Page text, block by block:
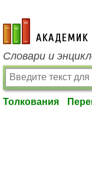
academic.ru
Словари и
Толкования